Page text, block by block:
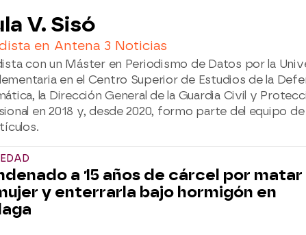
V. Sisó
en Antena 3 Noticias
con un Máster en Periodismo de Datos por la
en el Centro Superior de Estudios de la
la Dirección General de la Guardia Civil y
en 2018 y, desde 2020, formo parte del equipo
a 15 años de cárcel por matar
y enterrarla bajo hormigón en